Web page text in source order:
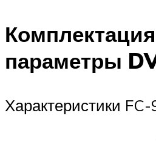
параметры
Характеристики